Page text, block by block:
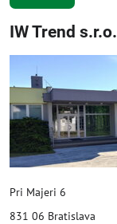
IW Trend s.r.o.
Pri Majeri 6
831 06 Bratislava